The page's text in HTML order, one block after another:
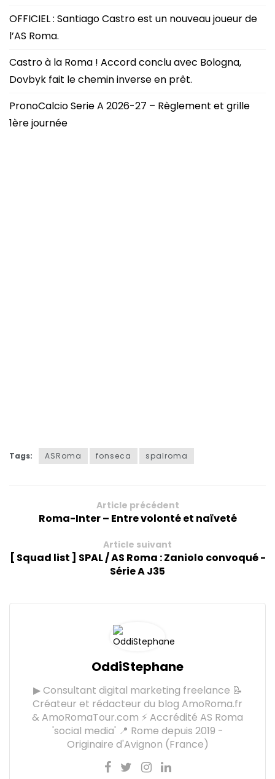
OFFICIEL : Santiago Castro est un nouveau joueur de
l’AS Roma.
Castro à la Roma ! Accord conclu avec Bologna,
Dovbyk fait le chemin inverse en prêt.
PronoCalcio Serie A 2026-27 – Règlement et grille
1ère journée
Tags: ASRoma fonseca spalroma
Article précédent
Roma-Inter – Entre volonté et naïveté
Article suivant
[ Squad list ] SPAL / AS Roma : Zaniolo convoqué -
Série A J35
OddiStephane
▶ Consultant digital marketing freelance 📝
Créateur et rédacteur du blog AmoRoma.fr
& AmoRomaTour.com ⚡ Accrédité AS Roma
'social media' 📍 Rome depuis 2019 -
Originaire d'Avignon (France)